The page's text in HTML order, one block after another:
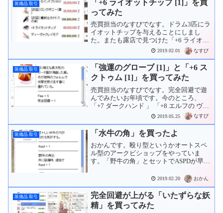
装備品 取引
「+6 ライオットチップ [1]」を買
ってみた
売買担当のなすびでなす。ドラム3匹にラ
イオットチップを与えることにしまし
た。またも露店で見つけた「+6 ライオッ
トチップ 」を40Mzで購入。これで猫三
2019.02.01 なすび
装備品 取引
「強運のグローブ [1]」と「+6 ス
クトゥム [1]」を買ってみた
売買担当のなすびでなす。完全回避で遊
んでみたいお年頃です。今のところ、
「+7 ダークハンド 」 「+8 エルフの ヴァ
ルキリーケープ 」 「強運のグローブ オ
ブフラッシュ ＜ハイレベル＞ 」が揃って
いる感じです。とりあえず「強運のグロ
ーブ...
2019.05.25 なすび
装備品 取引 「水牛の角」を買ったよ
おかんです。殴り型というかオートスペ
ル型のアークビショップをやっていま
す。「野牛の角」とセットでASPDが早く
ですが、なかなか露店に並んでくれない
ません･･･。20Mzで買いチャットを出し
てみました。し...
2019.02.20 おかん
装備品 取引
完全回避が上がる「いたずらな妖
精」を買ってみた